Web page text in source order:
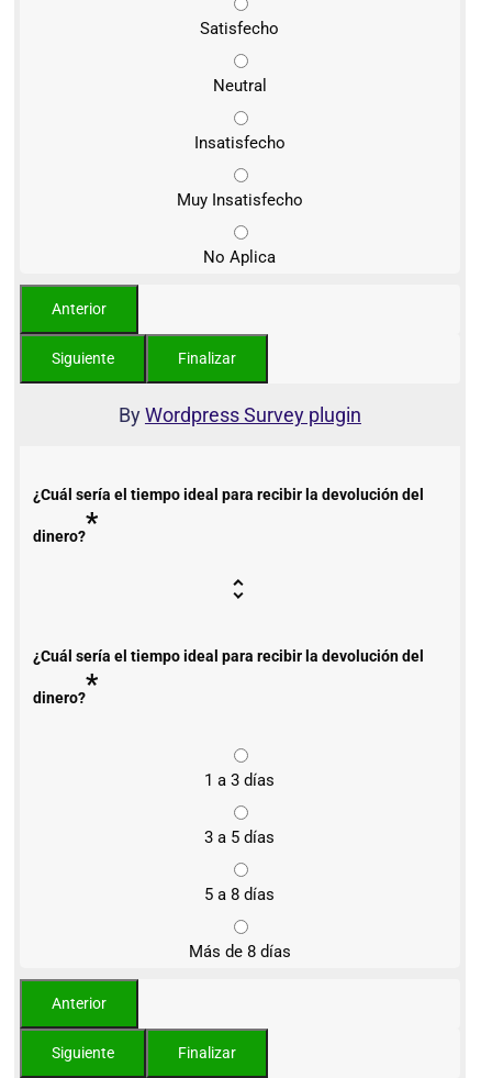
Satisfecho
Neutral
Insatisfecho
Muy Insatisfecho
No Aplica
ByWordpress Survey plugin
¿Cuál sería el tiempo ideal para recibir la devolución del
dinero?*
¿Cuál sería el tiempo ideal para recibir la devolución del
dinero?*
1 a 3 días
3 a 5 días
5 a 8 días
Más de 8 días